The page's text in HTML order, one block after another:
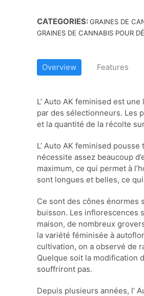
CATEGORIES:GRAINES DE
GRAINES DE CANNABIS POUR
Overview Features
L’ Auto AK feminised est
par des sélectionneurs. Les
et la quantité de la récolte
L’ Auto AK feminised
nécessite assez beaucoup
maximum, ce qui permet à
sont longues et belles, ce
Ce sont des cônes énormes
buisson. Les inflorescences
maison, de nombreux
la variété féminisée à
cultivation, on a observé de
Quelque soit la modification
souffriront pas.
Depuis plusieurs années, l’